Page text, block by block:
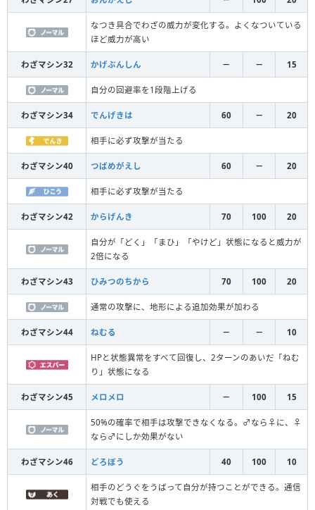
なつき具合でわざの威力が変化する。よくなついている
ほど威力が高い
わざマシン32 かげぶんしん － － 15
自分の回避率を1段階上げる
わざマシン34 でんげきは 60 － 20
相手に必ず攻撃が当たる
わざマシン40 つばめがえし 60 － 20
相手に必ず攻撃が当たる
わざマシン42 からげんき 70 100 20
自分が「どく」「まひ」「やけど」状態になると威力が
2倍になる
わざマシン43 ひみつのちから 70 100 20
通常の攻撃に、地形による追加効果が加わる
わざマシン44 ねむる － － 10
HPと状態異常をすべて回復し、2ターンのあいだ「ねむ
り」状態になる
わざマシン45 メロメロ － 100 15
50%の確率で相手は攻撃できなくなる。♂なら♀に、♀
なら♂にしか効果がない
わざマシン46 どろぼう 40 100 10
相手のどうぐをうばって自分が持つことができる。通信
対戦でも使える